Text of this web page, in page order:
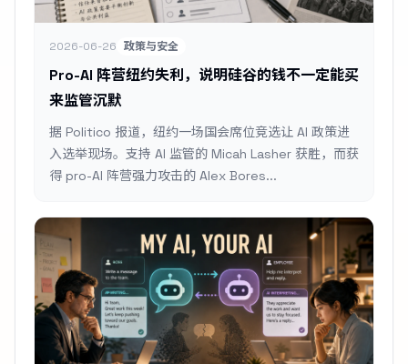
2026-06-26 政策与安全
Pro-AI 阵营纽约失利，说明硅谷的钱不一定能买
来监管沉默
据 Politico 报道，纽约一场国会席位竞选让 AI 政策进
入选举现场。支持 AI 监管的 Micah Lasher 获胜，而获
得 pro-AI 阵营强力攻击的 Alex Bores...